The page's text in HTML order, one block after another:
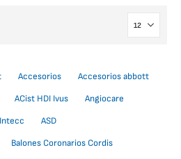
Accesorios
Accesorios abbott
ACist HDI Ivus
Angiocare
ASD
Balones Coronarios Cordis